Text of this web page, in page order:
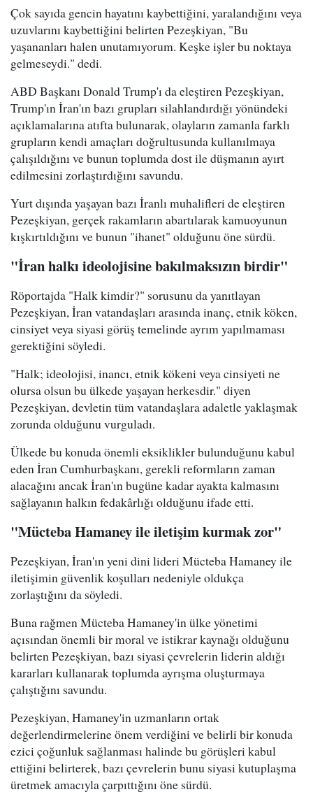
Çok sayıda gencin hayatını kaybettiğini, yaralandığını veya
uzuvlarını kaybettiğini belirten Pezeşkiyan, "Bu
yaşananları halen unutamıyorum. Keşke işler bu noktaya
gelmeseydi." dedi.
ABD Başkanı Donald Trump'ı da eleştiren Pezeşkiyan,
Trump'ın İran'ın bazı grupları silahlandırdığı yönündeki
açıklamalarına atıfta bulunarak, olayların zamanla farklı
grupların kendi amaçları doğrultusunda kullanılmaya
çalışıldığını ve bunun toplumda dost ile düşmanın ayırt
edilmesini zorlaştırdığını savundu.
Yurt dışında yaşayan bazı İranlı muhalifleri de eleştiren
Pezeşkiyan, gerçek rakamların abartılarak kamuoyunun
kışkırtıldığını ve bunun "ihanet" olduğunu öne sürdü.
"İran halkı ideolojisine bakılmaksızın birdir"
Röportajda "Halk kimdir?" sorusunu da yanıtlayan
Pezeşkiyan, İran vatandaşları arasında inanç, etnik köken,
cinsiyet veya siyasi görüş temelinde ayrım yapılmaması
gerektiğini söyledi.
"Halk; ideolojisi, inancı, etnik kökeni veya cinsiyeti ne
olursa olsun bu ülkede yaşayan herkesdir." diyen
Pezeşkiyan, devletin tüm vatandaşlara adaletle yaklaşmak
zorunda olduğunu vurguladı.
Ülkede bu konuda önemli eksiklikler bulunduğunu kabul
eden İran Cumhurbaşkanı, gerekli reformların zaman
alacağını ancak İran'ın bugüne kadar ayakta kalmasını
sağlayanın halkın fedakârlığı olduğunu ifade etti.
"Mücteba Hamaney ile iletişim kurmak zor"
Pezeşkiyan, İran'ın yeni dini lideri Mücteba Hamaney ile
iletişimin güvenlik koşulları nedeniyle oldukça
zorlaştığını da söyledi.
Buna rağmen Mücteba Hamaney'in ülke yönetimi
açısından önemli bir moral ve istikrar kaynağı olduğunu
belirten Pezeşkiyan, bazı siyasi çevrelerin liderin aldığı
kararları kullanarak toplumda ayrışma oluşturmaya
çalıştığını savundu.
Pezeşkiyan, Hamaney'in uzmanların ortak
değerlendirmelerine önem verdiğini ve belirli bir konuda
ezici çoğunluk sağlanması halinde bu görüşleri kabul
ettiğini belirterek, bazı çevrelerin bunu siyasi kutuplaşma
üretmek amacıyla çarpıttığını öne sürdü.